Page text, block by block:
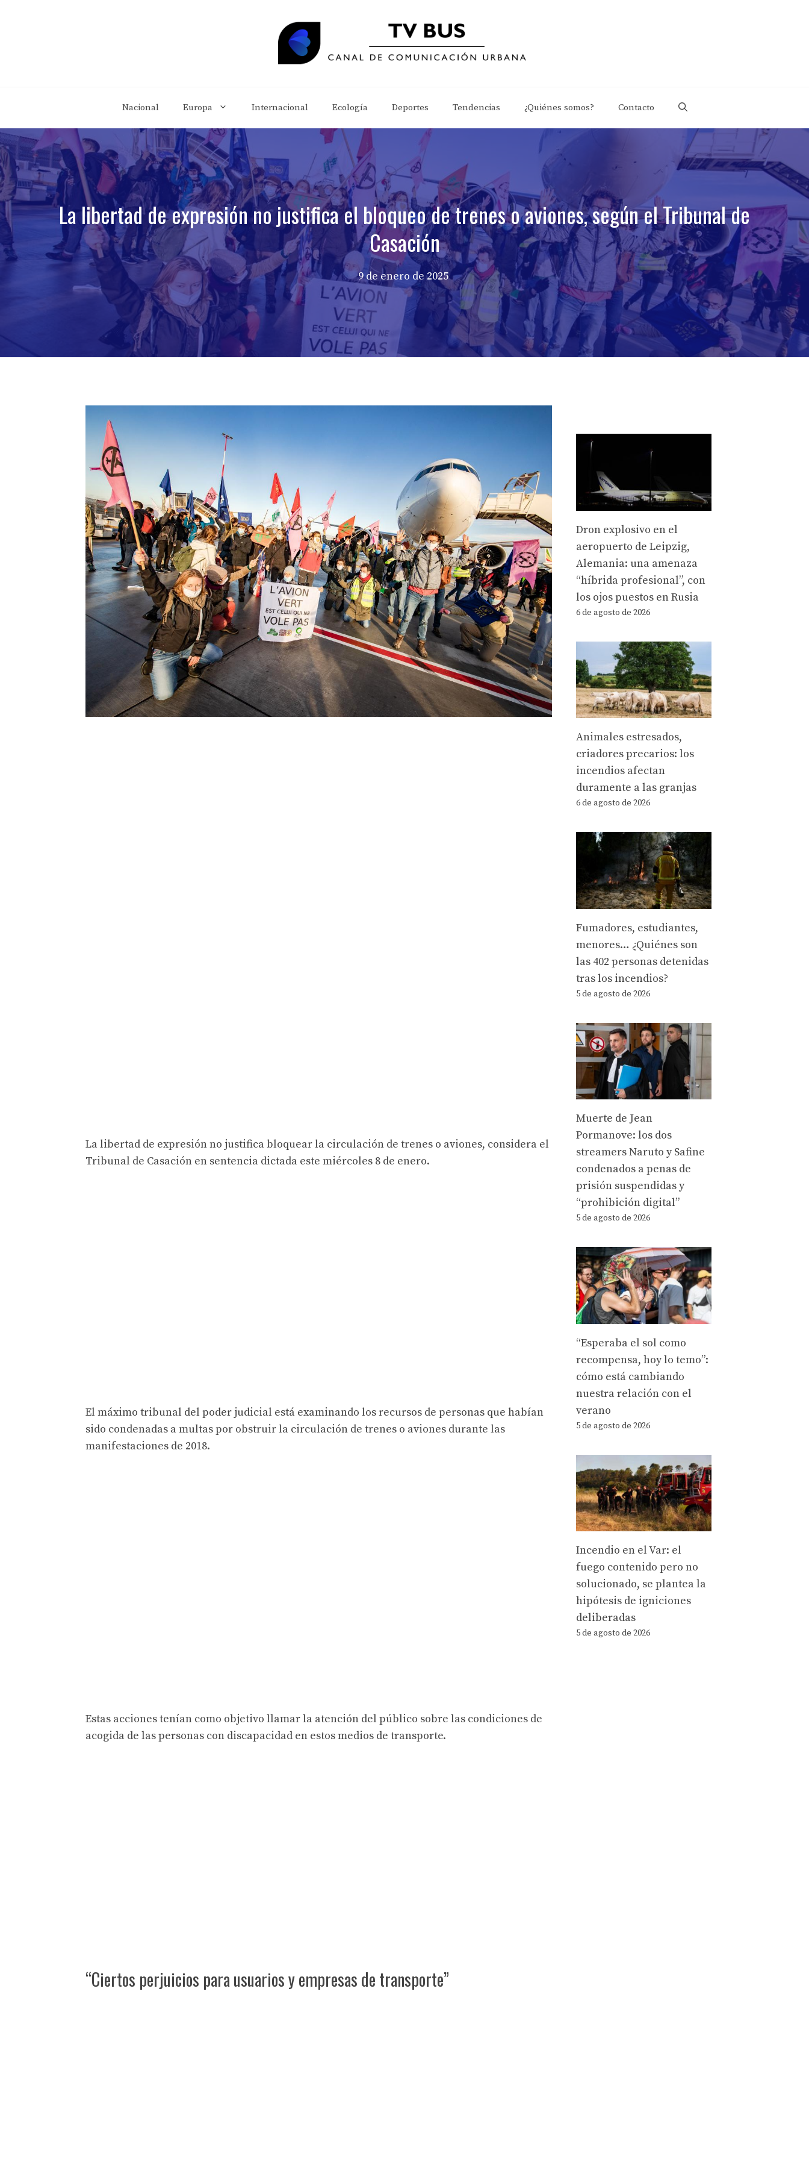
Nacional Europa Internacional Ecología Deportes Tendencias ¿Quiénes somos? Contacto
La libertad de expresión no justifica el bloqueo de trenes o aviones, según el Tribunal de
Casación
9 de enero de 2025
La libertad de expresión no justifica bloquear la circulación de trenes o aviones, considera el
Tribunal de Casación en sentencia dictada este miércoles 8 de enero.
El máximo tribunal del poder judicial está examinando los recursos de personas que habían
sido condenadas a multas por obstruir la circulación de trenes o aviones durante las
manifestaciones de 2018.
Estas acciones tenían como objetivo llamar la atención del público sobre las condiciones de
acogida de las personas con discapacidad en estos medios de transporte.
“Ciertos perjuicios para usuarios y empresas de transporte”
Dron explosivo en el
aeropuerto de Leipzig,
Alemania: una amenaza
“híbrida profesional”, con
los ojos puestos en Rusia
6 de agosto de 2026
Animales estresados,
criadores precarios: los
incendios afectan
duramente a las granjas
6 de agosto de 2026
Fumadores, estudiantes,
menores… ¿Quiénes son
las 402 personas detenidas
tras los incendios?
5 de agosto de 2026
Muerte de Jean
Pormanove: los dos
streamers Naruto y Safine
condenados a penas de
prisión suspendidas y
“prohibición digital”
5 de agosto de 2026
“Esperaba el sol como
recompensa, hoy lo temo”:
cómo está cambiando
nuestra relación con el
verano
5 de agosto de 2026
Incendio en el Var: el
fuego contenido pero no
solucionado, se plantea la
hipótesis de igniciones
deliberadas
5 de agosto de 2026